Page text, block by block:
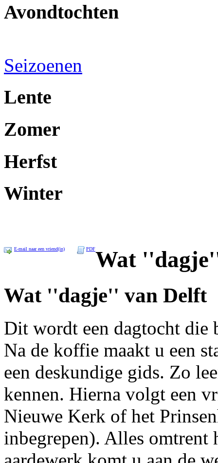
Avondtochten
Seizoenen
Lente
Zomer
Herfst
Winter
E-mail naar een vriend(in) PDFWat
Wat ''dagje'' van Delft
Dit wordt een dagtocht die
Na de koffie maakt u een
een deskundige gids. Zo
kennen. Hierna volgt een
Nieuwe Kerk of het
inbegrepen). Alles omtrent